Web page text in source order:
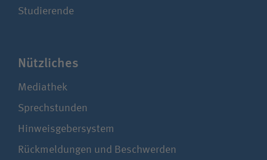
Studierende
Nützliches
Mediathek
Sprechstunden
Hinweisgebersystem
Rückmeldungen und Beschwerden